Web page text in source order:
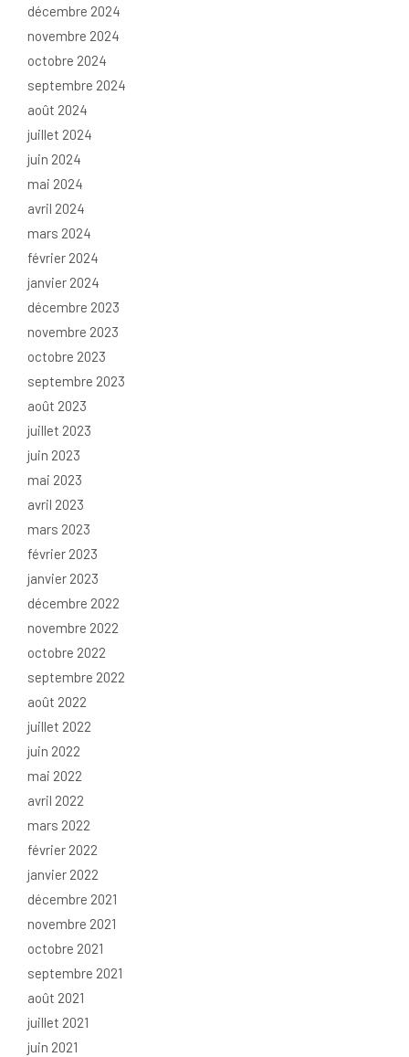
décembre 2024
novembre 2024
octobre 2024
septembre 2024
août 2024
juillet 2024
juin 2024
mai 2024
avril 2024
mars 2024
février 2024
janvier 2024
décembre 2023
novembre 2023
octobre 2023
septembre 2023
août 2023
juillet 2023
juin 2023
mai 2023
avril 2023
mars 2023
février 2023
janvier 2023
décembre 2022
novembre 2022
octobre 2022
septembre 2022
août 2022
juillet 2022
juin 2022
mai 2022
avril 2022
mars 2022
février 2022
janvier 2022
décembre 2021
novembre 2021
octobre 2021
septembre 2021
août 2021
juillet 2021
juin 2021